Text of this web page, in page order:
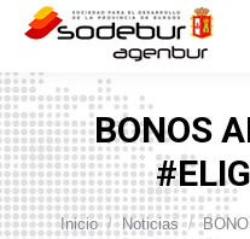
BONOS
Estás aquí:
Inicio Noticias